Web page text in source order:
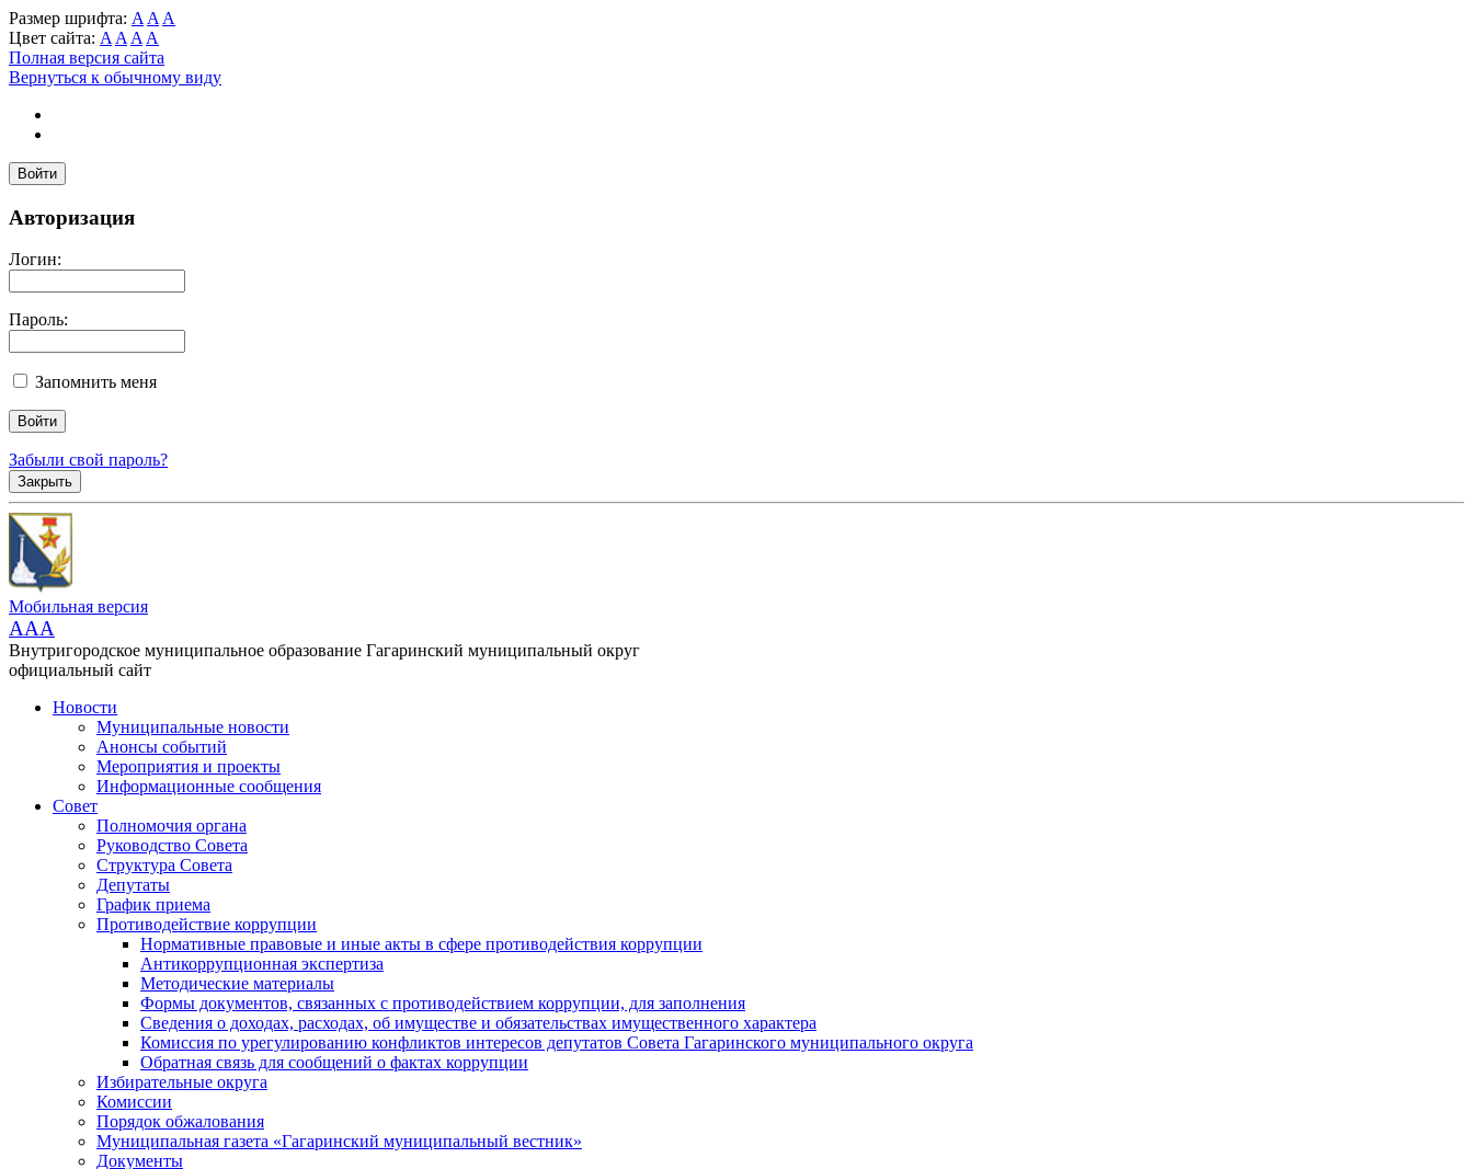
Размер шрифта: A A A
Цвет сайта: A A A A
Полная версия сайта
Вернуться к обычному виду
Войти
Авторизация
Логин:
Пароль:
Запомнить меня
Забыли свой пароль?
Закрыть
Мобильная версия
AAA
Внутригородское муниципальное образование Гагаринский муниципальный округ
официальный сайт
Новости
Муниципальные новости
Анонсы событий
Мероприятия и проекты
Информационные сообщения
Совет
Полномочия органа
Руководство Совета
Структура Совета
Депутаты
График приема
Противодействие коррупции
Нормативные правовые и иные акты в сфере противодействия коррупции
Антикоррупционная экспертиза
Методические материалы
Формы документов, связанных с противодействием коррупции, для заполнения
Сведения о доходах, расходах, об имуществе и обязательствах имущественного характера
Комиссия по урегулированию конфликтов интересов депутатов Совета Гагаринского муниципального округа
Обратная связь для сообщений о фактах коррупции
Избирательные округа
Комиссии
Порядок обжалования
Муниципальная газета «Гагаринский муниципальный вестник»
Документы